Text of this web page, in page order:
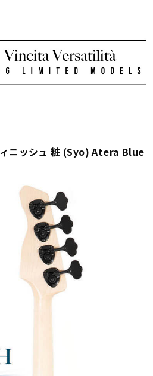
ニッシュ 粧 (Syo) Atera Blue